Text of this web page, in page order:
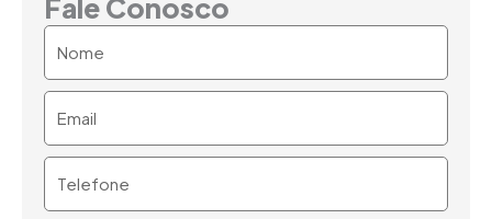
Fale Conosco